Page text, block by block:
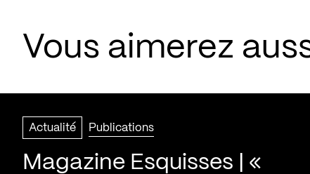
Vous aimerez
Actualité Publications
Magazine Esquisses | «